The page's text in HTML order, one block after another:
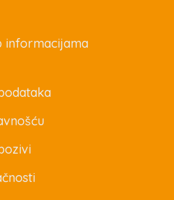
informacijama